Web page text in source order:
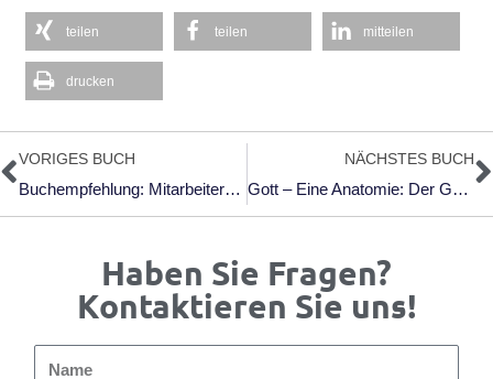
teilen teilen mitteilen
drucken
Zurück
VORIGES BUCH
Buchempfehlung: Mitarbeiter­gespräche Positiv Führen: Konstruktiver Kommunizieren Als Führungskraft.
NÄCHSTES BUCH
Gott – Eine Anatomie: Der Göttliche Körper Im Wandel Der Zeit Von Francesca Stavrakopoulou
Haben Sie Fragen?
Kontaktieren Sie uns!